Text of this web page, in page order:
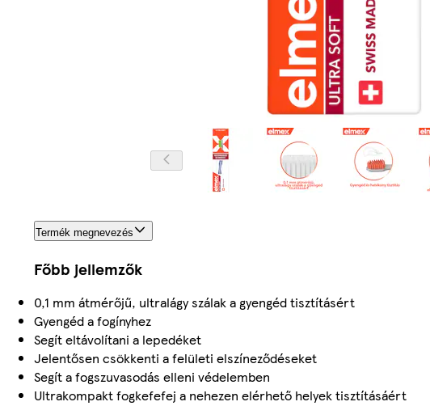
Termék megnevezés
Főbb jellemzők
0,1 mm átmérőjű, ultralágy szálak a gyengéd tisztításért
Gyengéd a fogínyhez
Segít eltávolítani a lepedéket
Jelentősen csökkenti a felületi elszíneződéseket
Segít a fogszuvasodás elleni védelemben
Ultrakompakt fogkefefej a nehezen elérhető helyek tisztításáért